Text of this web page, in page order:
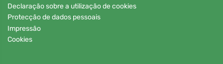
Declaração sobre a utilização de cookies
Protecção de dados pessoais
Impressão
Cookies